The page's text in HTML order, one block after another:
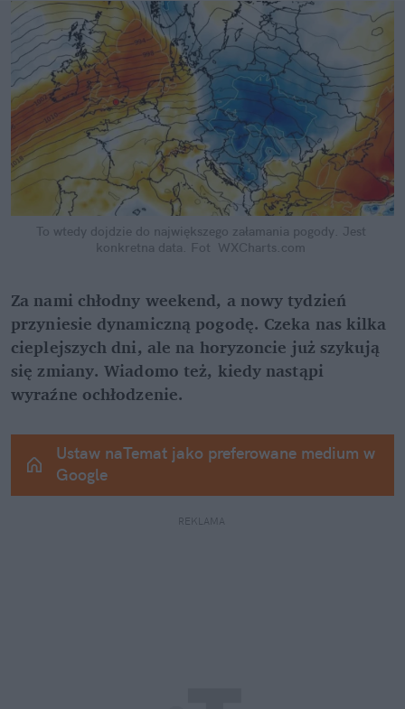
To wtedy dojdzie do największego załamania pogody. Jest
konkretna data. Fot  WXCharts.com
Za nami chłodny weekend, a nowy tydzień
przyniesie dynamiczną pogodę. Czeka nas kilka
cieplejszych dni, ale na horyzoncie już szykują
się zmiany. Wiadomo też, kiedy nastąpi
wyraźne ochłodzenie.
Ustaw naTemat jako preferowane medium w
Google
REKLAMA